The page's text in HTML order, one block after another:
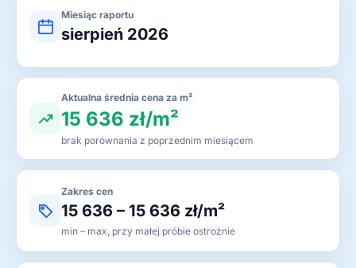
Miesiąc raportu
sierpień 2026
Aktualna średnia cena za m²
15 636 zł/m²
brak porównania z poprzednim miesiącem
Zakres cen
15 636 – 15 636 zł/m²
min – max, przy małej próbie ostrożnie